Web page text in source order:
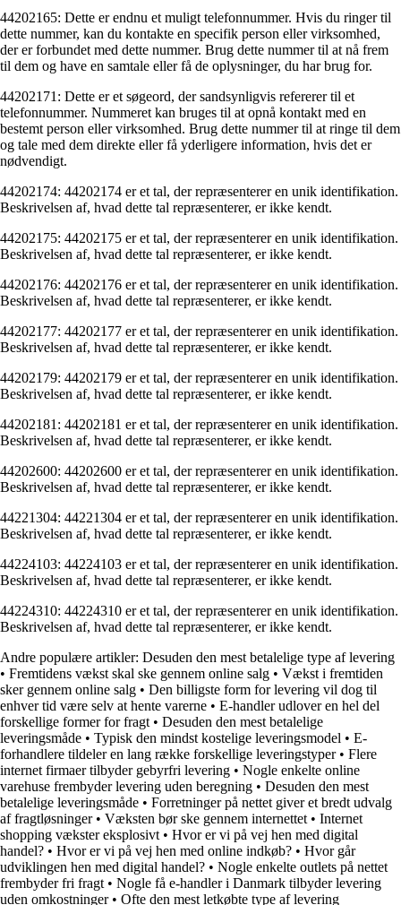
44202165: Dette er endnu et muligt telefonnummer. Hvis du ringer til
dette nummer, kan du kontakte en specifik person eller virksomhed,
der er forbundet med dette nummer. Brug dette nummer til at nå frem
til dem og have en samtale eller få de oplysninger, du har brug for.
44202171: Dette er et søgeord, der sandsynligvis refererer til et
telefonnummer. Nummeret kan bruges til at opnå kontakt med en
bestemt person eller virksomhed. Brug dette nummer til at ringe til dem
og tale med dem direkte eller få yderligere information, hvis det er
nødvendigt.
44202174: 44202174 er et tal, der repræsenterer en unik identifikation.
Beskrivelsen af, hvad dette tal repræsenterer, er ikke kendt.
44202175: 44202175 er et tal, der repræsenterer en unik identifikation.
Beskrivelsen af, hvad dette tal repræsenterer, er ikke kendt.
44202176: 44202176 er et tal, der repræsenterer en unik identifikation.
Beskrivelsen af, hvad dette tal repræsenterer, er ikke kendt.
44202177: 44202177 er et tal, der repræsenterer en unik identifikation.
Beskrivelsen af, hvad dette tal repræsenterer, er ikke kendt.
44202179: 44202179 er et tal, der repræsenterer en unik identifikation.
Beskrivelsen af, hvad dette tal repræsenterer, er ikke kendt.
44202181: 44202181 er et tal, der repræsenterer en unik identifikation.
Beskrivelsen af, hvad dette tal repræsenterer, er ikke kendt.
44202600: 44202600 er et tal, der repræsenterer en unik identifikation.
Beskrivelsen af, hvad dette tal repræsenterer, er ikke kendt.
44221304: 44221304 er et tal, der repræsenterer en unik identifikation.
Beskrivelsen af, hvad dette tal repræsenterer, er ikke kendt.
44224103: 44224103 er et tal, der repræsenterer en unik identifikation.
Beskrivelsen af, hvad dette tal repræsenterer, er ikke kendt.
44224310: 44224310 er et tal, der repræsenterer en unik identifikation.
Beskrivelsen af, hvad dette tal repræsenterer, er ikke kendt.
Andre populære artikler: Desuden den mest betalelige type af levering
• Fremtidens vækst skal ske gennem online salg • Vækst i fremtiden
sker gennem online salg • Den billigste form for levering vil dog til
enhver tid være selv at hente varerne • E-handler udlover en hel del
forskellige former for fragt • Desuden den mest betalelige
leveringsmåde • Typisk den mindst kostelige leveringsmodel • E-
forhandlere tildeler en lang række forskellige leveringstyper• Flere
internet firmaer tilbyder gebyrfri levering • Nogle enkelte online
varehuse frembyder levering uden beregning • Desuden den mest
betalelige leveringsmåde • Forretninger på nettet giver et bredt udvalg
af fragtløsninger• Væksten bør ske gennem internettet • Internet
shopping vækster eksplosivt • Hvor er vi på vej hen med digital
handel? • Hvor er vi på vej hen med online indkøb? • Hvor går
udviklingen hen med digital handel? • Nogle enkelte outlets på nettet
frembyder fri fragt • Nogle få e-handler i Danmark tilbyder levering
uden omkostninger• Ofte den mest letkøbte type af levering